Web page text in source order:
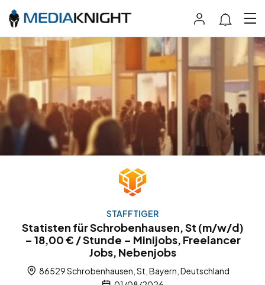
STAFFTIGER
Statisten für Schrobenhausen, St (m/w/d)
– 18,00 € / Stunde – Minijobs, Freelancer
Jobs, Nebenjobs
86529 Schrobenhausen, St, Bayern, Deutschland